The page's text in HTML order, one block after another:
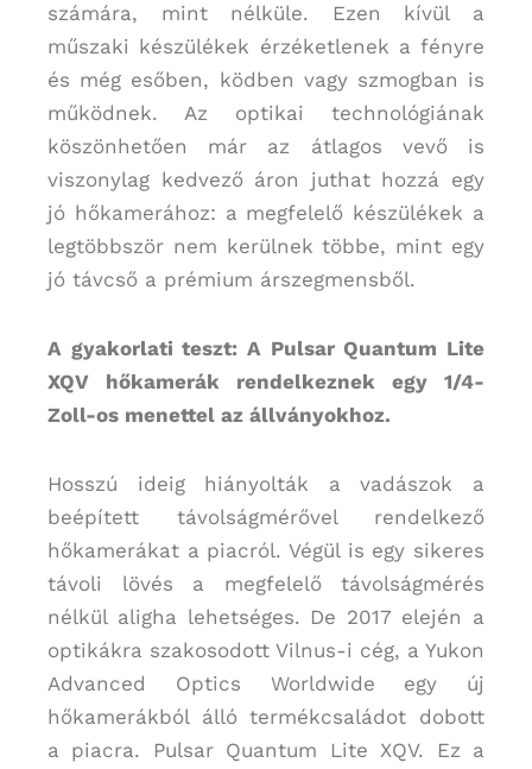
számára, mint nélküle. Ezen kívül a
műszaki készülékek érzéketlenek a fényre
és még esőben, ködben vagy szmogban is
működnek. Az optikai technológiának
köszönhetően már az átlagos vevő is
viszonylag kedvező áron juthat hozzá egy
jó hőkamerához: a megfelelő készülékek a
legtöbbször nem kerülnek többe, mint egy
jó távcső a prémium árszegmensből.
A gyakorlati teszt: A Pulsar Quantum Lite
XQV hőkamerák rendelkeznek egy 1/4-
Zoll-os menettel az állványokhoz.
Hosszú ideig hiányolták a vadászok a
beépített távolságmérővel rendelkező
hőkamerákat a piacról. Végül is egy sikeres
távoli lövés a megfelelő távolságmérés
nélkül aligha lehetséges. De 2017 elején a
optikákra szakosodott Vilnus-i cég, a Yukon
Advanced Optics Worldwide egy új
hőkamerákból álló termékcsaládot dobott
a piacra. Pulsar Quantum Lite XQV. Ez a